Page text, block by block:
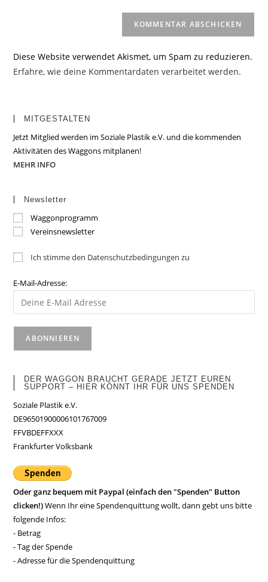
Diese Website verwendet Akismet, um Spam zu reduzieren.
Erfahre, wie deine Kommentardaten verarbeitet werden.
MITGESTALTEN
Jetzt Mitglied werden im Soziale Plastik e.V. und die kommenden
Aktivitäten des Waggons mitplanen!
MEHR INFO
Newsletter
Waggonprogramm
Vereinsnewsletter
Ich stimme den Datenschutzbedingungen zu
E-Mail-Adresse:
DER WAGGON BRAUCHT GERADE JETZT EUREN
SUPPORT – HIER KÖNNT IHR FÜR UNS SPENDEN
Soziale Plastik e.V.
DE96501900006101767009
FFVBDEFFXXX
Frankfurter Volksbank
Oder ganz bequem mit Paypal (einfach den "Spenden" Button
clicken!)Wenn Ihr eine Spendenquittung wollt, dann gebt uns bitte
folgende Infos:
- Betrag
- Tag der Spende
- Adresse für die Spendenquittung